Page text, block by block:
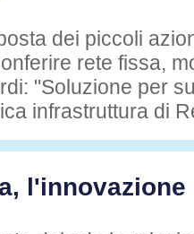
dei piccoli
rete fissa,
"Soluzione per
infrastruttura di